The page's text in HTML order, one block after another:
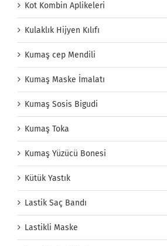
Kot Kombin Aplikeleri
Kulaklık Hijyen Kılıfı
Kumaş cep Mendili
Kumaş Maske İmalatı
Kumaş Sosis Bigudi
Kumaş Toka
Kumaş Yüzücü Bonesi
Kütük Yastık
Lastik Saç Bandı
Lastikli Maske